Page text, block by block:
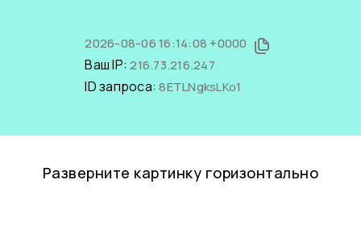
2026-08-06 16:14:08 +0000
Ваш IP:216.73.216.247
ID запроса:8ETLNgksLKo1
Разверните картинку горизонтально